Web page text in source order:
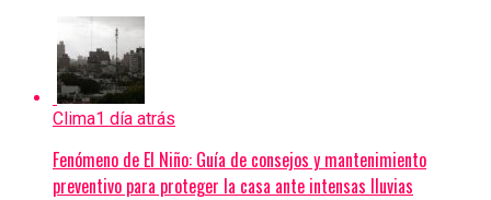
Clima1 día atrás
Fenómeno de El Niño: Guía de consejos y mantenimiento
preventivo para proteger la casa ante intensas lluvias